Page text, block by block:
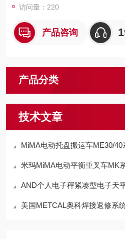
访问量：220
产品咨询
产品分类
技术文章
MiMA电动托盘搬运车ME30/40
米玛MiMA电动平衡重叉车MK
AND个人电子秤紧凑型电子天
美国METCAL奥科焊接返修系